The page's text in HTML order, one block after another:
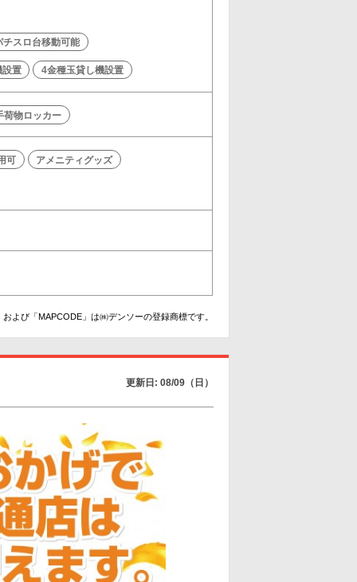
チスロ台移動可能
設置 4金種玉貸し機設置
荷物ロッカー
可 アメニティグッズ
よび「MAPCODE」は㈱デンソーの登録商標です。
更新日: 08/09（日）